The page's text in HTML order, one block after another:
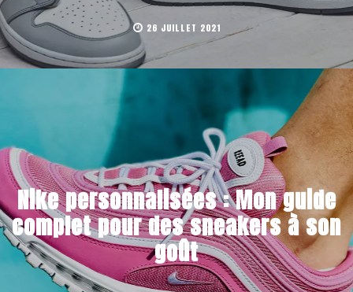
26 JUILLET 2021
Nike personnalisées : Mon guide
complet pour des sneakers à son
goût